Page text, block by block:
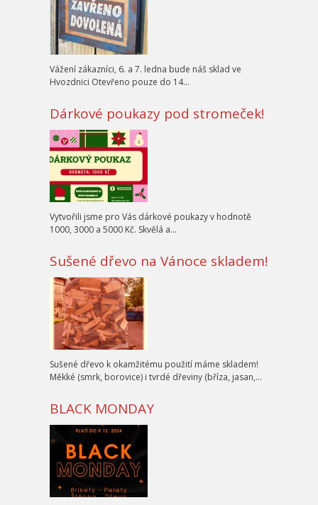
Vážení zákazníci, 6. a 7. ledna bude náš sklad ve
Hvozdnici Otevřeno pouze do 14…
Dárkové poukazy pod stromeček!
Vytvořili jsme pro Vás dárkové poukazy v hodnotě
1000, 3000 a 5000 Kč. Skvělá a…
Sušené dřevo na Vánoce skladem!
Sušené dřevo k okamžitému použití máme skladem!
Měkké (smrk, borovice) i tvrdé dřeviny (bříza, jasan,…
BLACK MONDAY